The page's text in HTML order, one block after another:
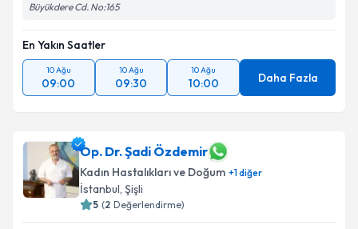
Büyükdere Cd. No:165
En Yakın Saatler
10 Ağu
09:00
10 Ağu
09:30
10 Ağu
10:00 Daha Fazla
Op. Dr. Şadi Özdemir
Kadın Hastalıkları ve Doğum +1diğer
İstanbul, Şişli
5 (2 Değerlendirme)